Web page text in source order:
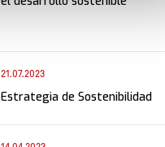
21.07.2023
Estrategia de Sostenibilidad